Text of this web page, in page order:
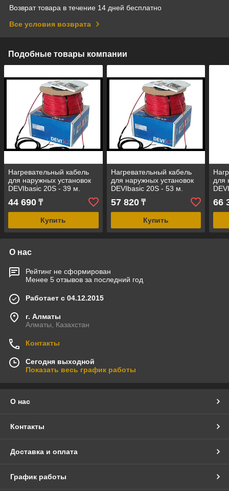
Возврат товара в течение 14 дней бесплатно
Все условия возврата
Подобные товары компании
Нагревательный кабель
для наружных установок
DEVIbasic 20S - 39 м.
(DSIG-20, длина: 39 м.,
мощность: 800 Вт)
44 690 ₸
Купить
Нагревательный кабель
для наружных установок
DEVIbasic 20S - 53 м.
(DSIG-20, длина: 53 м.,
мощность: 1070 Вт)
57 820₸
Купить
для
66
О нас
Рейтинг не сформирован
Менее 5 отзывов за последний год
Работает с 04.12.2015
г. Алматы
Алматы, Казахстан
Контакты
Сегодня выходной
Показать весь график работы
О нас
Контакты
Доставка и оплата
График работы